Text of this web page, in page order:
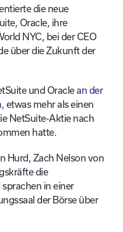
die neue
Oracle, ihre
NYC, bei der CEO
über die Zukunft der
und Oraclean der
etwas mehr als einen
NetSuite-Aktie nach
hatte.
Hurd, Zach Nelson von
die
in einer
der Börse über